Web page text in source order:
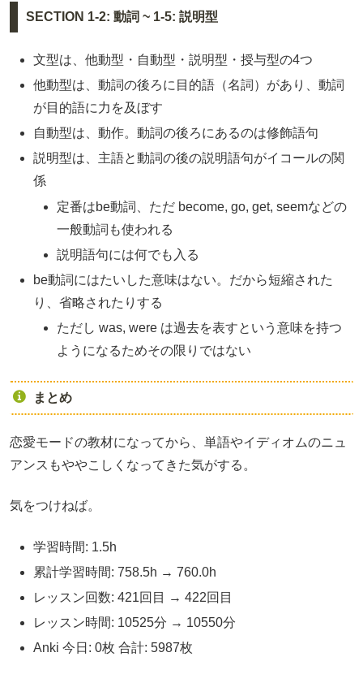
SECTION 1-2: 動詞 ~ 1-5: 説明型
文型は、他動型・自動型・説明型・授与型の4つ
他動型は、動詞の後ろに目的語（名詞）があり、動詞
が目的語に力を及ぼす
自動型は、動作。動詞の後ろにあるのは修飾語句
説明型は、主語と動詞の後の説明語句がイコールの関
係
定番はbe動詞、ただ become, go, get, seemなどの
一般動詞も使われる
説明語句には何でも入る
be動詞にはたいした意味はない。だから短縮された
り、省略されたりする
ただし was, were は過去を表すという意味を持つ
ようになるためその限りではない
まとめ
恋愛モードの教材になってから、単語やイディオムのニュ
アンスもややこしくなってきた気がする。
気をつけねば。
学習時間: 1.5h
累計学習時間: 758.5h → 760.0h
レッスン回数: 421回目 → 422回目
レッスン時間: 10525分 → 10550分
Anki 今日: 0枚 合計: 5987枚